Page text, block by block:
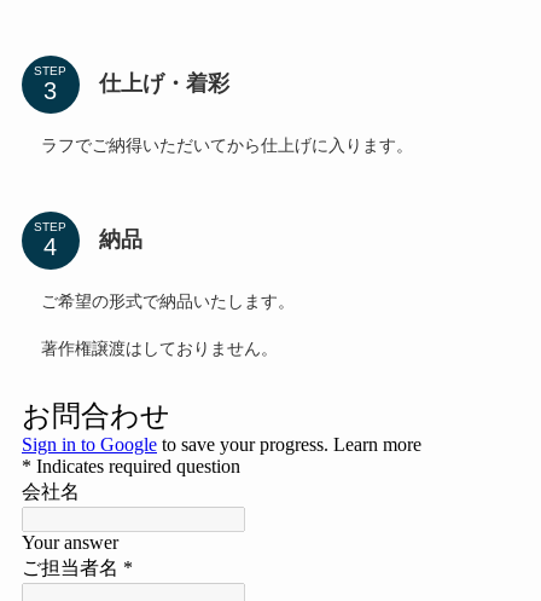
STEP
仕上げ・着彩
ラフでご納得いただいてから仕上げに入ります。
STEP
納品
ご希望の形式で納品いたします。
著作権譲渡はしておりません。